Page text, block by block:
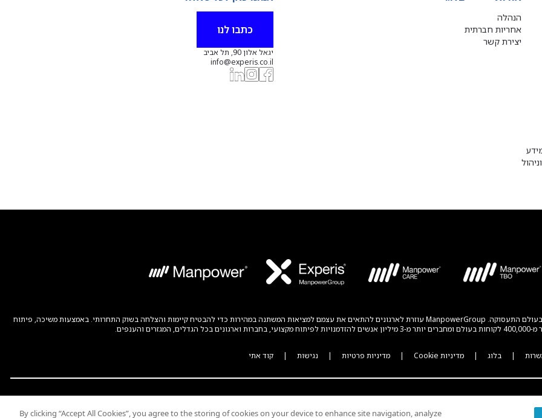
הנהלה
אחריות חברתית
יצירת קשר
כתבו לנו
יגאל אלון 90, תל אביב
info@experis.co.il
ManpowerGroup® (NYSE: MAN) הנה חברה גלובלית מובילה לפתרונות חדשניים בעולם התעסוקה. ManpowerGroup עוזרת לארגונים להתאים את עצמם למציאות המשתנה במהירות כדי להבטיח קיימות והצלחה בשוק התחרותי. באמצעות משיכה, פיתוח
והענפים.
| בלוג | מדיניות Cookie | מדיניות פרטיות | נגישות | קוד אתי
By clicking “Accept All Cookies”, you agree to the storing of cookies on your device to enhance site navigation, analyze